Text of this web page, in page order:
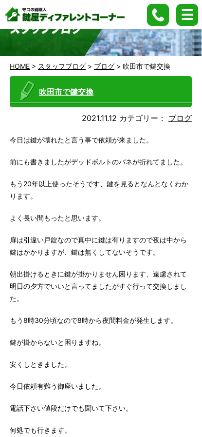
HOME > スタッフブログ > ブログ > 吹田市で鍵交換
吹田市で鍵交換
2021.11.12 カテゴリー： ブログ
今日は鍵が壊れたと言う事で依頼が来ました。
前にも書きましたがデッドボルトのバネが折れてました。
もう20年以上使ったそうです、鍵を見るとなんとなくわか
ります。
よく長い間もったと思います。
扉は引違い戸錠なので真中に鍵は有りますので夜は中から
鍵はかかりますが、鍵は無くしてないそうです。
朝出掛けるときに鍵が掛かりません困ります、遠慮されて
明日の夕方でいいと言ってましたがすぐ行って交換しまし
た。
もう8時30分頃なので8時から夜間料金が発生します。
鍵が掛からないと困りますね。
安くしときました。
今日依頼有難う御座いました。
電話下さい値段だけでも聞いて下さい。
何処でも行きます。